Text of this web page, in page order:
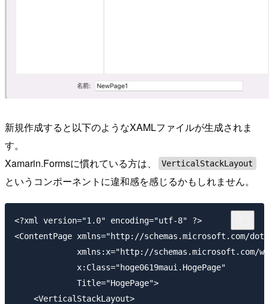
新規作成すると以下のようなXAMLファイルが生成されま
す。
Xamarin.Formsに慣れている方は、
VerticalStackLayout
というコンポーネントに違和感を感じるかもしれません。
<?xml version="1.0" encoding="utf-8" ?>
<ContentPage xmlns="http://schemas.microsoft.com/
xmlns:x="http://schemas.microsoft.com/
             x:Class="hoge0619maui.HogePage"
             Title="HogePage">
    <VerticalStackLayout>